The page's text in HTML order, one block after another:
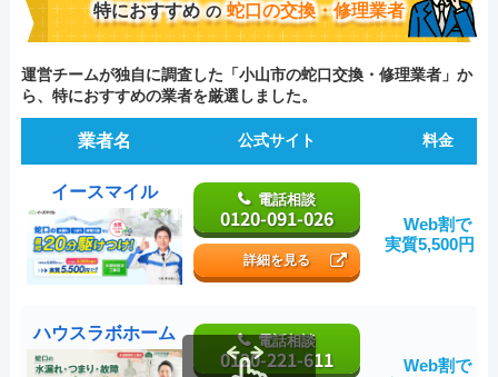
特におすすめ の 蛇口の交換・修理業者
運営チームが独自に調査した「小山市の蛇口交換・修理業者」か
ら、特におすすめの業者を厳選しました。
業者名 公式サイト 料金
イースマイル 電話相談
0120-091-026
詳細を見る
Web割で
実質5,500円～
ハウスラボホーム 電話相談
0120-221-611
Web割で